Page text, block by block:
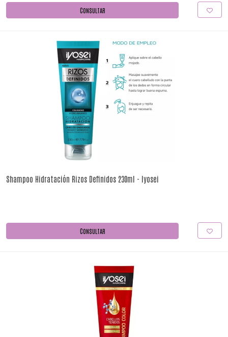
CONSULTAR
Shampoo Hidratación Rizos Definidos 230ml - Iyosei
CONSULTAR